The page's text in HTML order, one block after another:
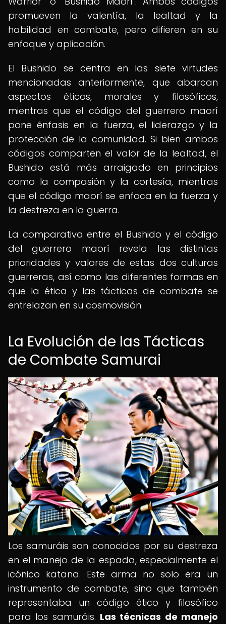
promueven la valentía, la lealtad y la
habilidad en combate, pero difieren en su
enfoque y aplicación.
El Bushido se centra en las siete virtudes
mencionadas anteriormente, que abarcan
aspectos éticos, morales y filosóficos,
mientras que el código del guerrero maorí
pone énfasis en la fuerza, el liderazgo y la
protección de la comunidad. Si bien ambos
códigos comparten el valor de la lealtad, el
Bushido está más arraigado en principios
como la compasión y la cortesía, mientras
que el código maorí se enfoca en la fuerza y
la destreza en la guerra.
La comparativa entre el Bushido y el código
del guerrero maorí revela las distintas
prioridades y valores de estas dos culturas
guerreras, así como las diferentes formas en
que la ética y las tácticas de combate se
entrelazan en su cosmovisión.
La Evolución de las Tácticas
de Combate Samurai
Los samuráis son conocidos por su destreza
en el manejo de la espada, especialmente el
icónico katana. Este arma no solo era un
instrumento de combate, sino que también
representaba un código ético y filosófico
para los samuráis. Las técnicas de manejo